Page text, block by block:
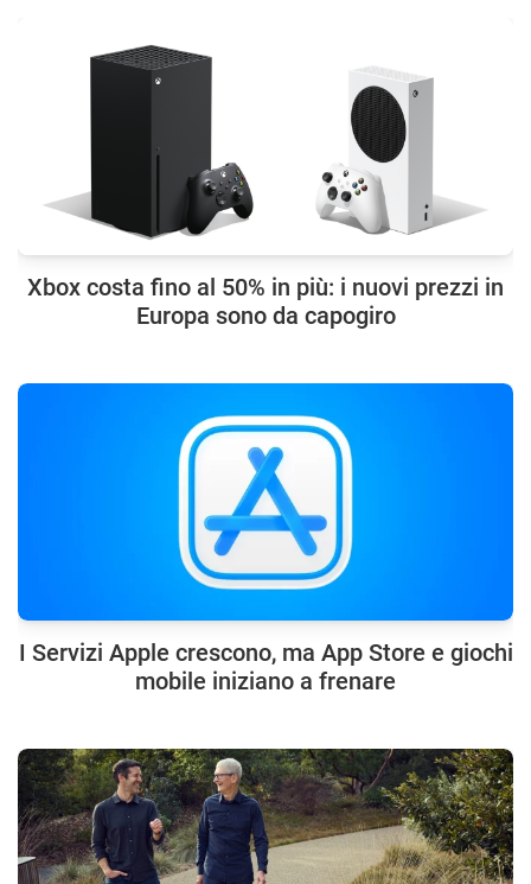
Xbox costa fino al 50% in più: i nuovi prezzi in
Europa sono da capogiro
I Servizi Apple crescono, ma App Store e giochi
mobile iniziano a frenare